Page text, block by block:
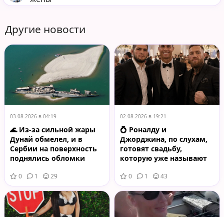
Другие новости
03.08.2026 в 04:19
🌊 Из-за сильной жары
Дунай обмелел, и в
Сербии на поверхность
поднялись обломки
корабля времён Второй
мировой войны
0 1 29
02.08.2026 в 19:21
💍 Роналду и
Джорджина, по слухам,
готовят свадьбу,
которую уже называют
в мире спорта и шоу-
бизнеса
0 1 43